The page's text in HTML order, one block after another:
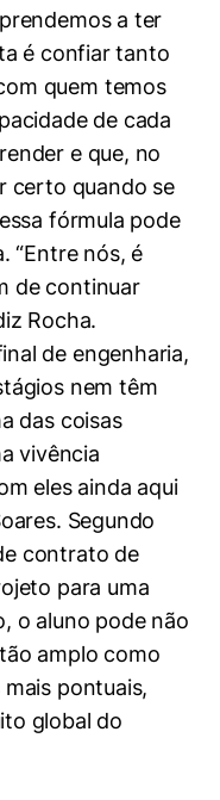
a ter
é confiar tanto
quem temos
de cada
e que, no
certo quando se
fórmula pode
“Entre nós, é
de continuar
Rocha.
de engenharia,
nem têm
das coisas
vivência
eles ainda aqui
Segundo
contrato de
para uma
o aluno pode não
amplo como
pontuais,
global do